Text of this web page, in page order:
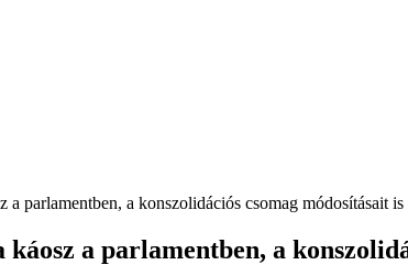
a parlamentben, a konszolidációs csomag módosításait
káosz a parlamentben, a